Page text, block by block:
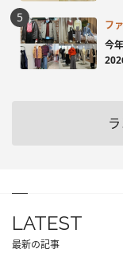
フ
今
LATEST
最新の記事